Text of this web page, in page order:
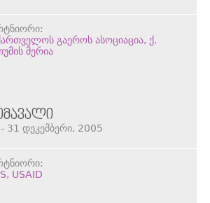
გაეროს ასოციაცია, ქ.
მერია
31 დეკემბერი, 2005
USAID